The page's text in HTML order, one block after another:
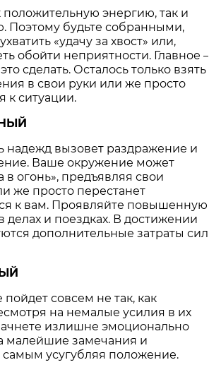
положительную энергию, так и
Поэтому будьте собранными,
«удачу за хвост» или,
обойти неприятности. Главное–
сделать. Осталось только взять
в свои руки или же просто
к ситуации.
надежд вызовет раздражение и
Ваше окружение может
в огонь», предъявляя свои
же просто перестанет
к вам. Проявляйте повышенную
делах и поездках. В достижении
дополнительные затраты сил
совсем не так, как
на немалые усилия в их
излишне эмоционально
малейшие замечания и
самым усугубляя положение.